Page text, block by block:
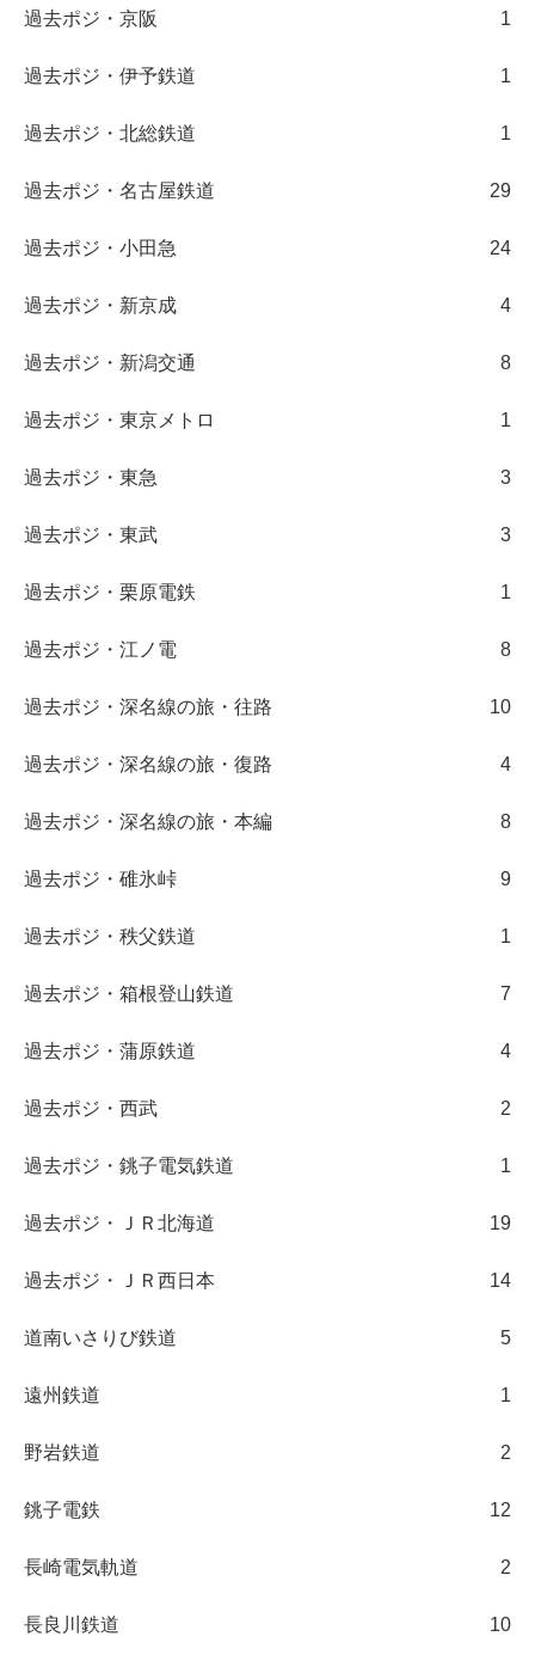
過去ポジ・京阪 1
過去ポジ・伊予鉄道 1
過去ポジ・北総鉄道 1
過去ポジ・名古屋鉄道 29
過去ポジ・小田急 24
過去ポジ・新京成 4
過去ポジ・新潟交通 8
過去ポジ・東京メトロ 1
過去ポジ・東急 3
過去ポジ・東武 3
過去ポジ・栗原電鉄 1
過去ポジ・江ノ電 8
過去ポジ・深名線の旅・往路 10
過去ポジ・深名線の旅・復路 4
過去ポジ・深名線の旅・本編 8
過去ポジ・碓氷峠 9
過去ポジ・秩父鉄道 1
過去ポジ・箱根登山鉄道 7
過去ポジ・蒲原鉄道 4
過去ポジ・西武 2
過去ポジ・銚子電気鉄道 1
過去ポジ・ＪＲ北海道 19
過去ポジ・ＪＲ西日本 14
道南いさりび鉄道 5
遠州鉄道 1
野岩鉄道 2
銚子電鉄 12
長崎電気軌道 2
長良川鉄道 10